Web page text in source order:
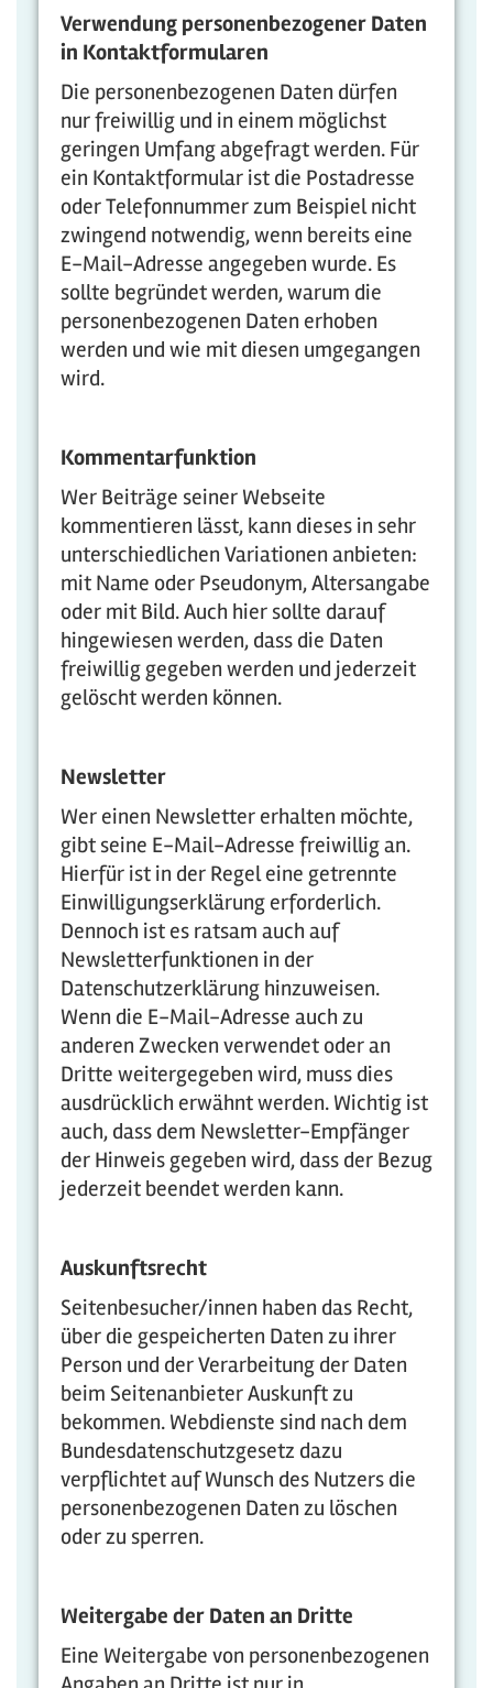
Verwendung personenbezogener Daten
in Kontaktformularen
Die personenbezogenen Daten dürfen
nur freiwillig und in einem möglichst
geringen Umfang abgefragt werden. Für
ein Kontaktformular ist die Postadresse
oder Telefonnummer zum Beispiel nicht
zwingend notwendig, wenn bereits eine
E-Mail-Adresse angegeben wurde. Es
sollte begründet werden, warum die
personenbezogenen Daten erhoben
werden und wie mit diesen umgegangen
wird.
Kommentarfunktion
Wer Beiträge seiner Webseite
kommentieren lässt, kann dieses in sehr
unterschiedlichen Variationen anbieten:
mit Name oder Pseudonym, Altersangabe
oder mit Bild. Auch hier sollte darauf
hingewiesen werden, dass die Daten
freiwillig gegeben werden und jederzeit
gelöscht werden können.
Newsletter
Wer einen Newsletter erhalten möchte,
gibt seine E-Mail-Adresse freiwillig an.
Hierfür ist in der Regel eine getrennte
Einwilligungserklärung erforderlich.
Dennoch ist es ratsam auch auf
Newsletterfunktionen in der
Datenschutzerklärung hinzuweisen.
Wenn die E-Mail-Adresse auch zu
anderen Zwecken verwendet oder an
Dritte weitergegeben wird, muss dies
ausdrücklich erwähnt werden. Wichtig ist
auch, dass dem Newsletter-Empfänger
der Hinweis gegeben wird, dass der Bezug
jederzeit beendet werden kann.
Auskunftsrecht
Seitenbesucher/innen haben das Recht,
über die gespeicherten Daten zu ihrer
Person und der Verarbeitung der Daten
beim Seitenanbieter Auskunft zu
bekommen. Webdienste sind nach dem
Bundesdatenschutzgesetz dazu
verpflichtet auf Wunsch des Nutzers die
personenbezogenen Daten zu löschen
oder zu sperren.
Weitergabe der Daten an Dritte
Eine Weitergabe von personenbezogenen